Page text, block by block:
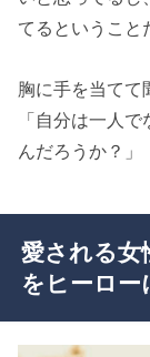
てるということ
胸に手を当てて
「自分は一人
んだろうか？」
愛される女
をヒーロー